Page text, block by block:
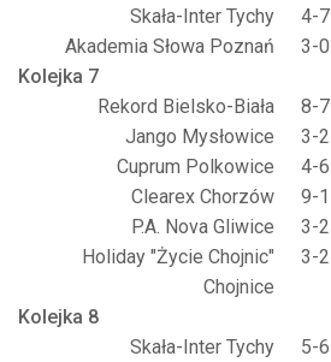
Skała-Inter Tychy
4-7
Akademia Słowa Poznań
3-0
Kolejka 7
Rekord Bielsko-Biała
8-7
Jango Mysłowice
3-2
Cuprum Polkowice
4-6
Clearex Chorzów
9-1
P.A. Nova Gliwice
3-2
Holiday "Życie Chojnic"
Chojnice
3-2
Kolejka 8
Skała-Inter Tychy
5-6